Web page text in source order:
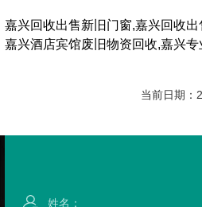
嘉兴回收出售新旧门窗,嘉兴回收
嘉兴酒店宾馆废旧物资回收,嘉兴
当前日期：